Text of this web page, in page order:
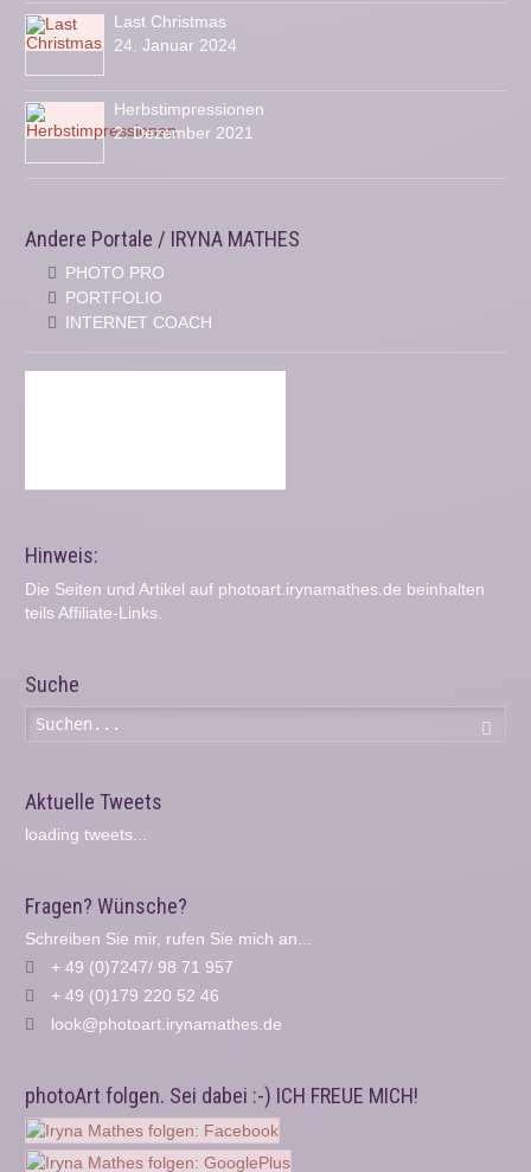
Last Christmas
24. Januar 2024
Herbstimpressionen
2. Dezember 2021
Andere Portale / IRYNA MATHES
PHOTO PRO
PORTFOLIO
INTERNET COACH
Hinweis:
Die Seiten und Artikel auf photoart.irynamathes.de beinhalten
teils Affiliate-Links.
Suche
Aktuelle Tweets
loading tweets...
Fragen? Wünsche?
Schreiben Sie mir, rufen Sie mich an...
+ 49 (0)7247/ 98 71 957
+ 49 (0)179 220 52 46
look@photoart.irynamathes.de
photoArt folgen. Sei dabei :-) ICH FREUE MICH!